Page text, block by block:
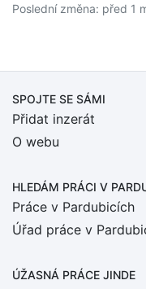
Poslední změna: před 1
SPOJTE SE SÁMI
Přidat inzerát
O webu
HLEDÁM PRÁCI V
Práce v Pardubicích
Úřad práce v
ÚŽASNÁ PRÁCE JINDE